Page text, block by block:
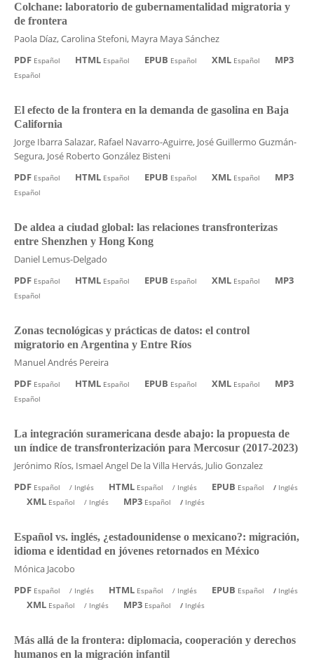
Colchane: laboratorio de gubernamentalidad migratoria y
de frontera
Paola Díaz, Carolina Stefoni, Mayra Maya Sánchez
PDF Español HTML Español EPUB Español XML Español MP3
Español
El efecto de la frontera en la demanda de gasolina en Baja
California
Jorge Ibarra Salazar, Rafael Navarro-Aguirre, José Guillermo Guzmán-
Segura, José Roberto González Bisteni
PDF Español HTML Español EPUB Español XML Español MP3
Español
De aldea a ciudad global: las relaciones transfronterizas
entre Shenzhen y Hong Kong
Daniel Lemus-Delgado
PDF Español HTML Español EPUB Español XML Español MP3
Español
Zonas tecnológicas y prácticas de datos: el control
migratorio en Argentina y Entre Ríos
Manuel Andrés Pereira
PDF Español HTML Español EPUB Español XML Español MP3
Español
La integración suramericana desde abajo: la propuesta de
un índice de transfronterización para Mercosur (2017-2023)
Jerónimo Ríos, Ismael Angel De la Villa Hervás, Julio Gonzalez
PDF Español / Inglés HTML Español / Inglés EPUB Español / Inglés
XML Español / Inglés MP3 Español / Inglés
Español vs. inglés, ¿estadounidense o mexicano?: migración,
idioma e identidad en jóvenes retornados en México
Mónica Jacobo
PDF Español / Inglés HTML Español / Inglés EPUB Español / Inglés
XML Español / Inglés MP3 Español / Inglés
Más allá de la frontera: diplomacia, cooperación y derechos
humanos en la migración infantil